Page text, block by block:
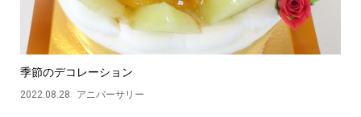
季節のデコレーション
2022.08.28 アニバーサリー